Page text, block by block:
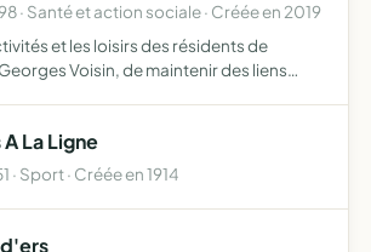
· Santé et action sociale · Créée en 2019
et les loisirs des résidents de
Voisin, de maintenir des liens
La Ligne
· Sport · Créée en 1914